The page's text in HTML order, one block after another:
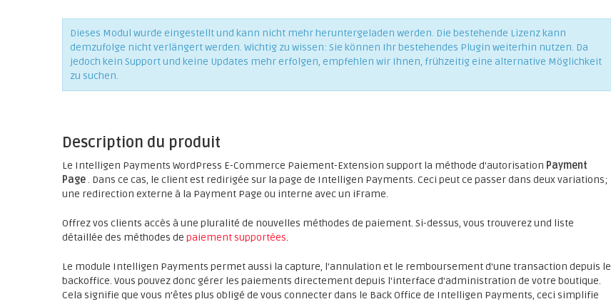
Dieses Modul wurde eingestellt und kann nicht mehr heruntergeladen werden. Die bestehende Lizenz kann
demzufolge nicht verlängert werden. Wichtig zu wissen: Sie können Ihr bestehendes Plugin weiterhin nutzen. Da
jedoch kein Support und keine Updates mehr erfolgen, empfehlen wir Ihnen, frühzeitig eine alternative Möglichkeit
zu suchen.
Description du produit
Le Intelligen Payments WordPress E-Commerce Paiement-Extension support la méthode d'autorisation Payment
Page. Dans ce cas, le client est redirigée sur la page de Intelligen Payments. Ceci peut ce passer dans deux variations;
une redirection externe à la Payment Page ou interne avec un iFrame.
Offrez vos clients accès à une pluralité de nouvelles méthodes de paiement. Si-dessus, vous trouverez und liste
détaillée des méthodes de paiement supportées.
Le module Intelligen Payments permet aussi la capture, l'annulation et le remboursement d'une transaction depuis le
backoffice. Vous pouvez donc gérer les paiements directement depuis l'interface d'administration de votre boutique.
Cela signifie que vous n’êtes plus obligé de vous connecter dans le Back Office de Intelligen Payments, ceci simplifie